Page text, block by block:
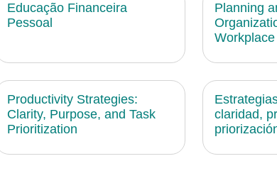
Educação Financeira
Pessoal
Planning
Workplace
Productivity Strategies:
Clarity, Purpose, and Task
Prioritization
claridad,